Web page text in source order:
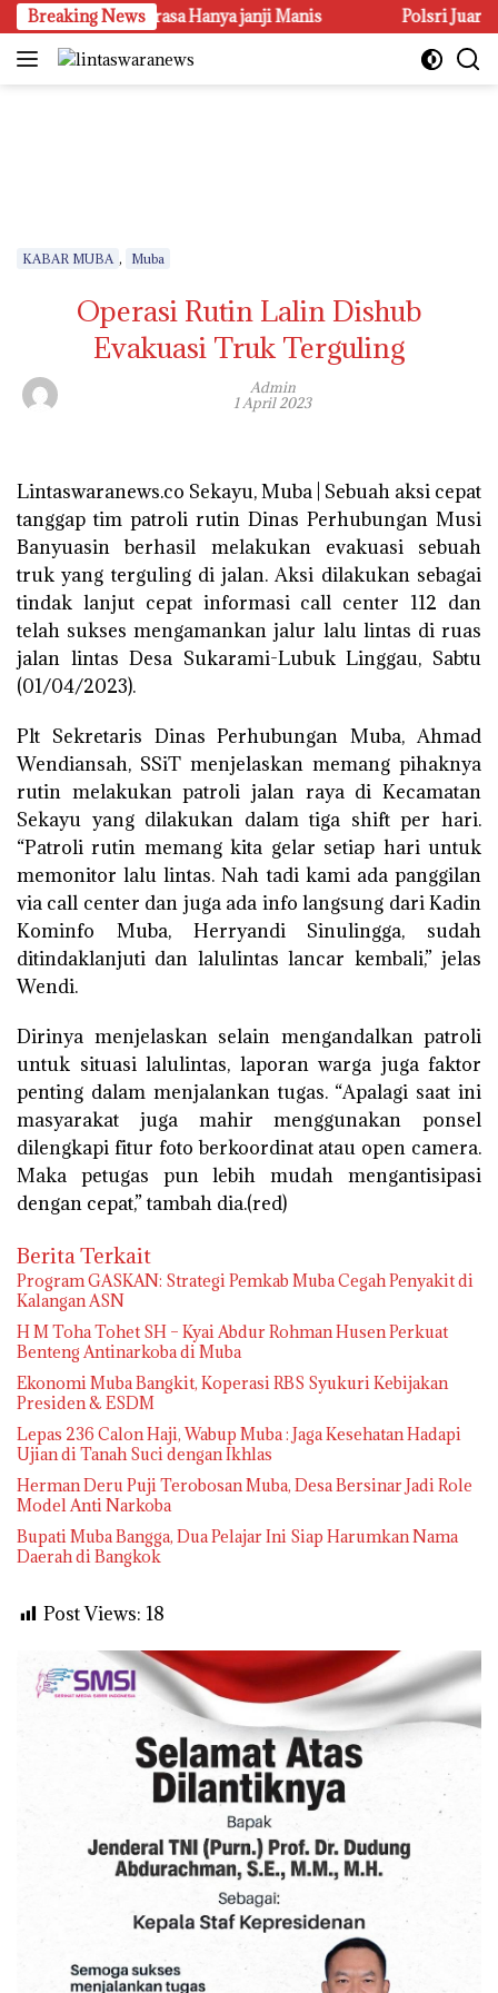
Langsung
ke
konten
Breaking News
Petani Terasa Hanya janji Manis Polsri Juara
KABAR MUBA , Muba
Operasi Rutin Lalin Dishub
Evakuasi Truk Terguling
Admin
1 April 2023
Lintaswaranews.co Sekayu, Muba | Sebuah aksi cepat
tanggap tim patroli rutin Dinas Perhubungan Musi
Banyuasin berhasil melakukan evakuasi sebuah
truk yang terguling di jalan. Aksi dilakukan sebagai
tindak lanjut cepat informasi call center 112 dan
telah sukses mengamankan jalur lalu lintas di ruas
jalan lintas Desa Sukarami-Lubuk Linggau, Sabtu
(01/04/2023).
Plt Sekretaris Dinas Perhubungan Muba, Ahmad
Wendiansah, SSiT menjelaskan memang pihaknya
rutin melakukan patroli jalan raya di Kecamatan
Sekayu yang dilakukan dalam tiga shift per hari.
“Patroli rutin memang kita gelar setiap hari untuk
memonitor lalu lintas. Nah tadi kami ada panggilan
via call center dan juga ada info langsung dari Kadin
Kominfo Muba, Herryandi Sinulingga, sudah
ditindaklanjuti dan lalulintas lancar kembali,” jelas
Wendi.
Dirinya menjelaskan selain mengandalkan patroli
untuk situasi lalulintas, laporan warga juga faktor
penting dalam menjalankan tugas. “Apalagi saat ini
masyarakat juga mahir menggunakan ponsel
dilengkapi fitur foto berkoordinat atau open camera.
Maka petugas pun lebih mudah mengantisipasi
dengan cepat,” tambah dia.(red)
Berita Terkait
Program GASKAN: Strategi Pemkab Muba Cegah Penyakit di
Kalangan ASN
H M Toha Tohet SH – Kyai Abdur Rohman Husen Perkuat
Benteng Antinarkoba di Muba
Ekonomi Muba Bangkit, Koperasi RBS Syukuri Kebijakan
Presiden & ESDM
Lepas 236 Calon Haji, Wabup Muba : Jaga Kesehatan Hadapi
Ujian di Tanah Suci dengan Ikhlas
Herman Deru Puji Terobosan Muba, Desa Bersinar Jadi Role
Model Anti Narkoba
Bupati Muba Bangga, Dua Pelajar Ini Siap Harumkan Nama
Daerah di Bangkok
Post Views: 18